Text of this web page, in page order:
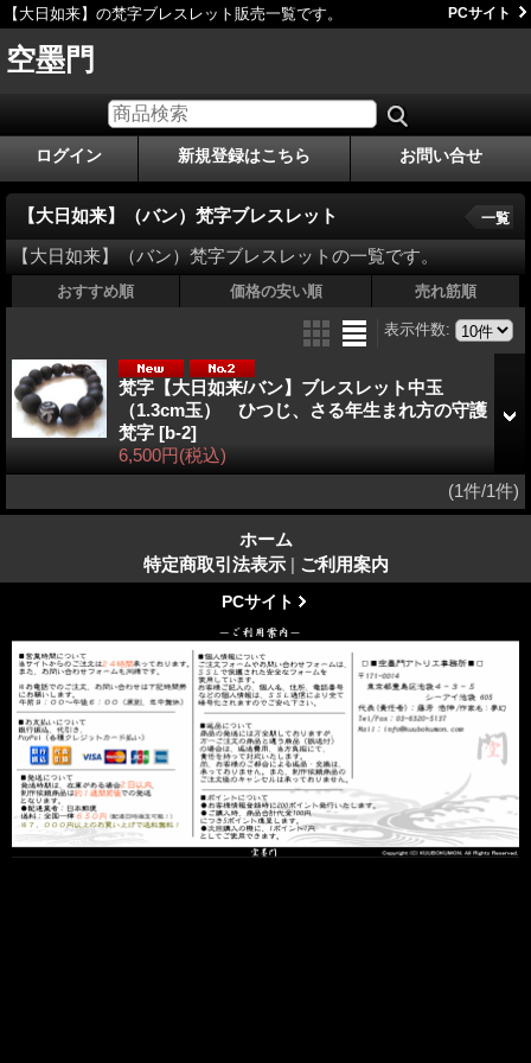
【大日如来】の梵字ブレスレット販売一覧です。 PCサイト
空墨門
ログイン 新規登録はこちら お問い合せ
【大日如来】（バン）梵字ブレスレット
【大日如来】（バン）梵字ブレスレットの一覧です。
一覧
おすすめ順 価格の安い順 売れ筋順
表示件数:
梵字【大日如来/バン】ブレスレット中玉
（1.3cm玉） ひつじ、さる年生まれ方の守護
梵字 [b-2]
6,500円(税込)
(1件/1件)
ホーム
特定商取引法表示 | ご利用案内
PCサイト